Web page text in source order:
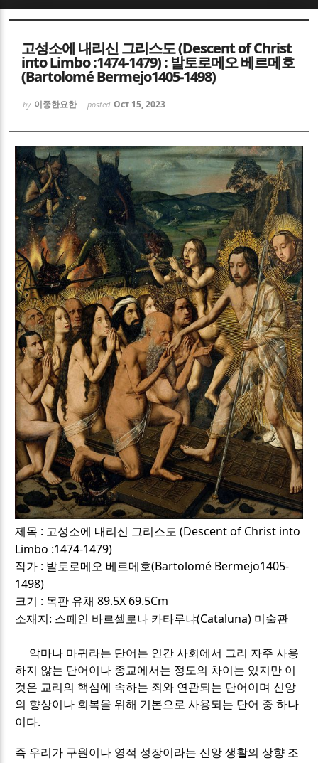
고성소에 내리신 그리스도 (Descent of Christ
into Limbo :1474-1479) : 발토로메오 베르메호
(Bartolomé Bermejo1405-1498)
by 이종한요한 posted Oct 15, 2023
제목 : 고성소에 내리신 그리스도(Descent of Christ into
Limbo :1474-1479)
작가 : 발토로메오 베르메호(Bartolomé Bermejo1405-
1498)
크기 : 목판 유채89.5X 69.5Cm
소재지 : 스페인 바르셀로나 카타루냐(Cataluna) 미술관
악마나 마귀라는 단어는 인간 사회에서 그리 자주 사용
하지 않는 단어이나 종교에서는 정도의 차이는 있지만 이
것은 교리의 핵심에 속하는 죄와 연관되는 단어이며 신앙
의 향상이나 회복을 위해 기본으로 사용되는 단어 중 하나
이다.
즉 우리가 구원이나 영적 성장이라는 신앙 생활의 상향 조
Sketchbook5, 스케치북5
Sketchbook5, 스케치북5
Sketchbook5, 스케치북5
Sketchbook5, 스케치북5